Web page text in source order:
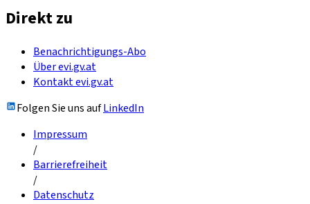
Direkt zu
Benachrichtigungs-Abo
Über evi.gv.at
Kontakt evi.gv.at
Folgen Sie uns aufLinkedIn
Impressum
/
Barrierefreiheit
/
Datenschutz